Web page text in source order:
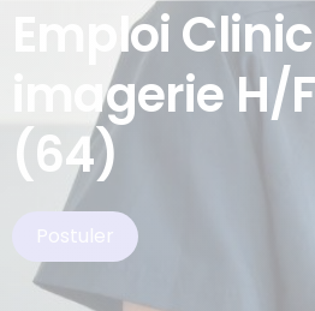
Emploi
imagerie
(64)
Postuler